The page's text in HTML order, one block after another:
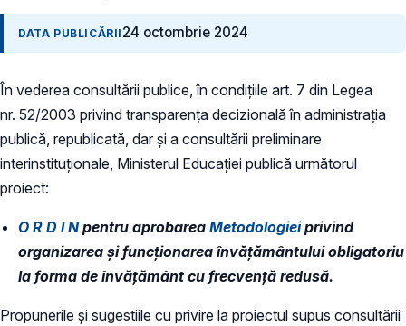
DATA PUBLICĂRII 24 octombrie 2024
În vederea consultării publice, în condiţiile art. 7 din Legea
nr. 52/2003 privind transparenţa decizională în administraţia
publică, republicată, dar și a consultării preliminare
interinstituționale, Ministerul Educaţiei publică următorul
proiect:
O R D I Npentru aprobarea Metodologieiprivind
organizarea și funcționarea învățământului obligatoriu
la forma de învățământ cu frecvență redusă.
Propunerile și sugestiile cu privire la proiectul supus consultării